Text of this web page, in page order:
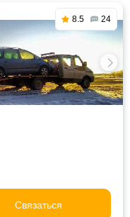
8.5 24
Связаться